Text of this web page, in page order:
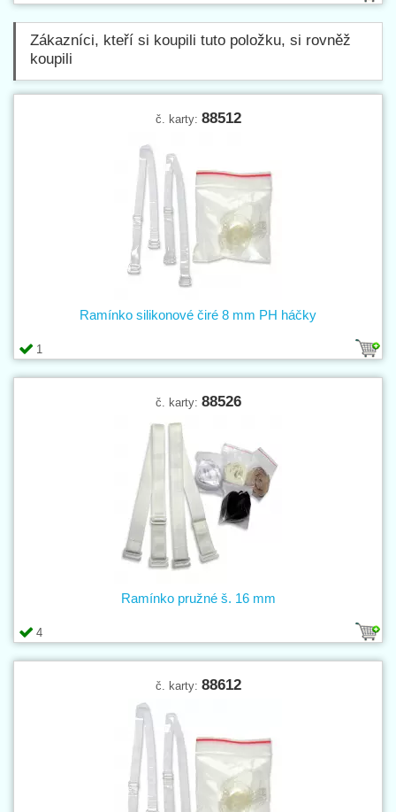
Zákazníci, kteří si koupili tuto položku, si rovněž
koupili
č. karty: 88512
1
Ramínko silikonové čiré 8 mm PH háčky
č. karty: 88526
4
Ramínko pružné š. 16 mm
č. karty: 88612